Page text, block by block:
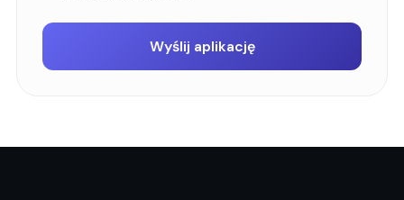
Wyślij aplikację